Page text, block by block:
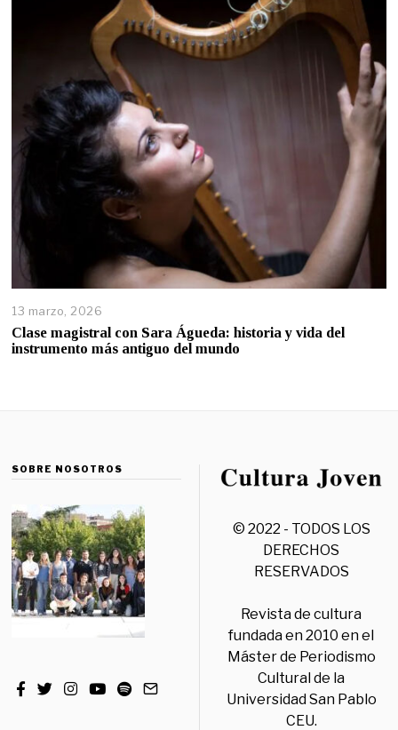
13 marzo, 2026
Clase magistral con Sara Águeda: historia y vida del
instrumento más antiguo del mundo
SOBRE NOSOTROS
© 2022 - TODOS LOS
DERECHOS
RESERVADOS
Revista de cultura
fundada en 2010 en el
Máster de Periodismo
Cultural de la
Universidad San Pablo
CEU.